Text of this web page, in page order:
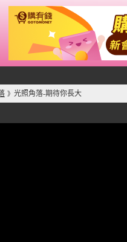
》 光照角落-期待你長大